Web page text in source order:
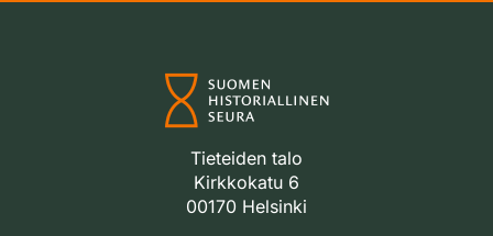
Tieteiden talo
Kirkkokatu 6
00170 Helsinki